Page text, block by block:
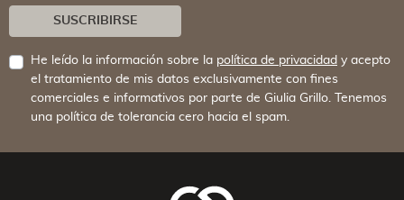
SUSCRIBIRSE
He leído la información sobre la política de privacidad y acepto
el tratamiento de mis datos exclusivamente con fines
comerciales e informativos por parte de Giulia Grillo. Tenemos
una política de tolerancia cero hacia el spam.